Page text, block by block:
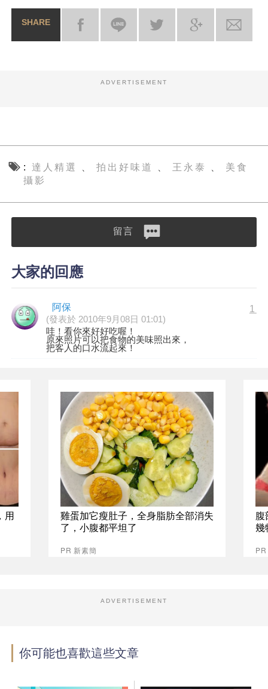
SHARE
ADVERTISEMENT
達人精選 、 拍出好味道 、 王永泰 、 美食
攝影
留言
大家的回應
阿保
(發表於 2010年9月08日 01:01)
1
哇！看你來好好吃喔！
原來照片可以把食物的美味照出來，
把客人的口水流起來！
用
雞蛋加它瘦肚子，全身脂肪全部消失
了，小腹都平坦了
PR 新素簡
腹
幾
ADVERTISEMENT
你可能也喜歡這些文章